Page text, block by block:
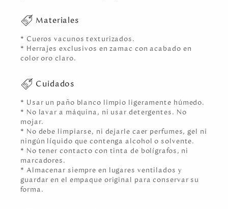
Materiales
* Cueros vacunos texturizados.
* Herrajes exclusivos en zamac con acabado en
color oro claro.
Cuidados
* Usar un paño blanco limpio ligeramente húmedo.
* No lavar a máquina, ni usar detergentes. No
mojar.
* No debe limpiarse, ni dejarle caer perfumes, gel ni
ningún líquido que contenga alcohol o solvente.
* No tener contacto con tinta de bolígrafos, ni
marcadores.
* Almacenar siempre en lugares ventilados y
guardar en el empaque original para conservar su
forma.